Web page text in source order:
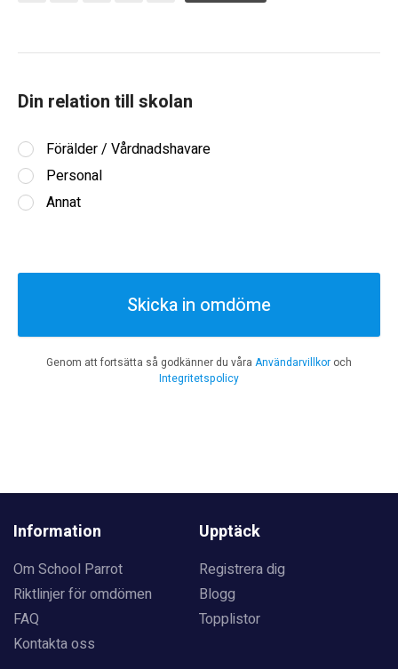
Din relation till skolan
Förälder / Vårdnadshavare
Personal
Annat
Skicka in omdöme
Genom att fortsätta så godkänner du våra Användarvillkor och
Integritetspolicy
Information
Om School Parrot
Riktlinjer för omdömen
FAQ
Kontakta oss
Upptäck
Registrera dig
Blogg
Topplistor